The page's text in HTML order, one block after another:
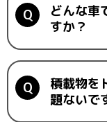
どんな車
すか？
積載物を
題ないで